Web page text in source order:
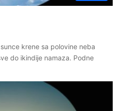
krene sa polovine neba
do ikindije namaza. Podne